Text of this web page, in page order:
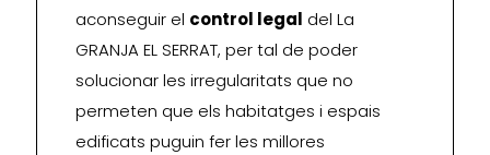
aconseguir el control legal del La
GRANJA EL SERRAT, per tal de poder
solucionar les irregularitats que no
permeten que els habitatges i espais
edificats puguin fer les millores